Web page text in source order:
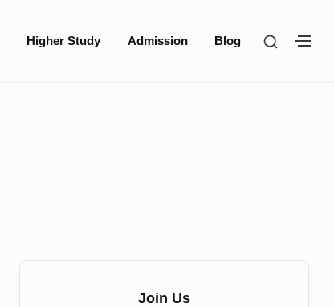
Higher Study Admission Blog
SHOW
Join Us